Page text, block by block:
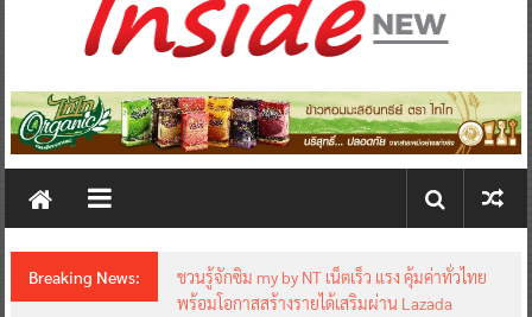
thailandinsidenew.com
Thailand
New
Breaking News:
ชวนรู้จักซิม my by NT เน็ตเร็ว แรง คุ้มค่าทั่วไทย
พร้อมโอกาสสร้างรายได้เสริมผ่าน Lazada